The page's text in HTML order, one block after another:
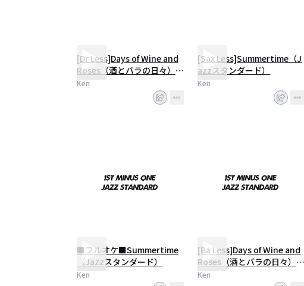
[Dr Less]Days of Wine and
Roses（酒とバラの日々）
（Jazzスタンダード）
Ken
[Sax Less]Summertime（J
azzスタンダード）
Ken
■フルオケ■Summertime
（Jazzスタンダード）
Ken
[Ba Less]Days of Wine and
Roses（酒とバラの日々）
（Jazzスタンダード）
Ken